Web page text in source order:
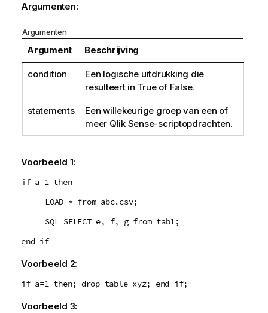
Argumenten:
Argumenten
Argument Beschrijving
condition
Een logische uitdrukking die
resulteert in Trueof False.
statements
Een willekeurige groep van een of
meer Qlik Sense-scriptopdrachten.
Voorbeeld 1:
if a=1 then
LOAD * from abc.csv;
SQL SELECT e, f, g from tab1;
end if
Voorbeeld 2:
if a=1 then; drop table xyz; end if;
Voorbeeld 3: